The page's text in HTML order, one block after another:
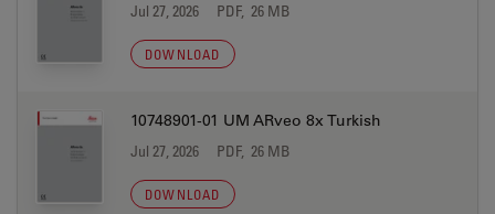
Jul 27, 2026 PDF, 26 MB
DOWNLOAD
10748901-01 UM ARveo 8x Turkish
Jul 27, 2026 PDF, 26 MB
DOWNLOAD